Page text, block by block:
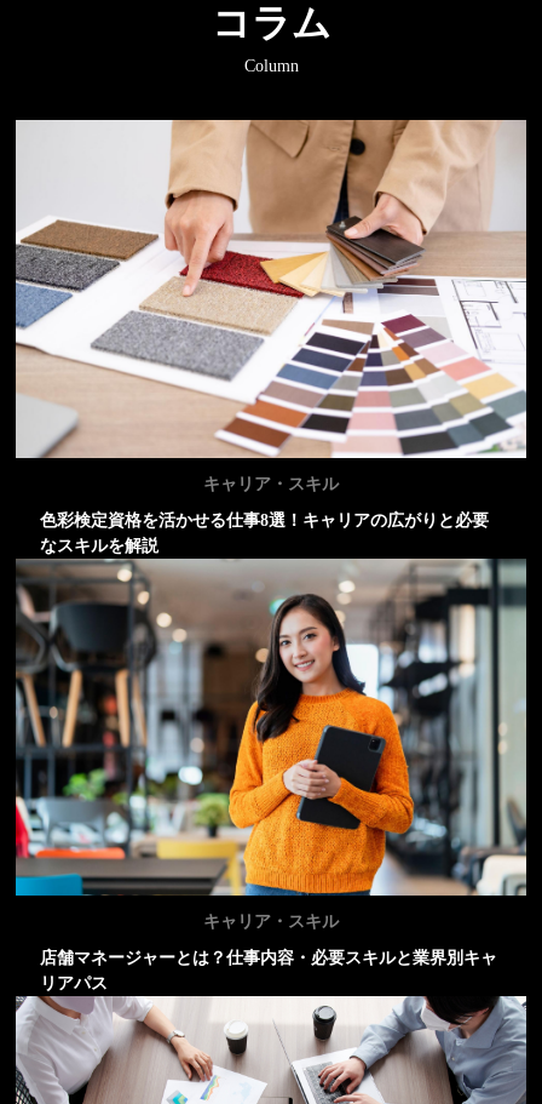
コラム
Column
キャリア・スキル
色彩検定資格を活かせる仕事8選！キャリアの広がりと必要
なスキルを解説
キャリア・スキル
店舗マネージャーとは？仕事内容・必要スキルと業界別キャ
リアパス